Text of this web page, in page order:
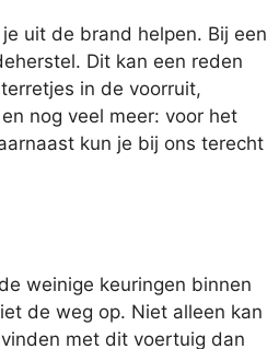
uit de brand helpen. Bij een
Dit kan een reden
in de voorruit,
nog veel meer: voor het
kun je bij ons terecht
weinige keuringen binnen
de weg op. Niet alleen kan
met dit voertuig dan